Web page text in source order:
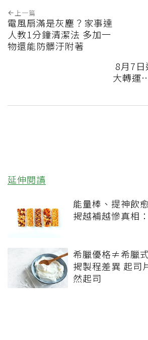
上一篇
電風扇滿是灰塵？家事達
人教1分鐘清潔法 多加一
物還能防髒汙附著
8月7
大轉運
延伸閱讀
能量棒、提神飲
揭越補越慘真相
希臘優格≠希臘
揭製程差異 起司
然起司